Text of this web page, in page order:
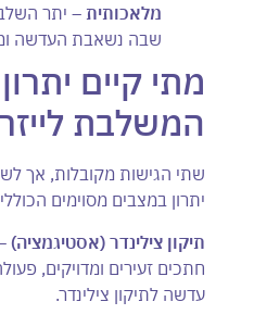
מלאכותית – יתר
שבה נשאבת העדשה
מתי קיים
המשלבת
שתי הגישות מקובלות, אך
יתרון במצבים מסוימים
תיקון צילינדר (אסטיגמציה)
חתכים זעירים ומדויקים,
עדשה לתיקון צילינדר.